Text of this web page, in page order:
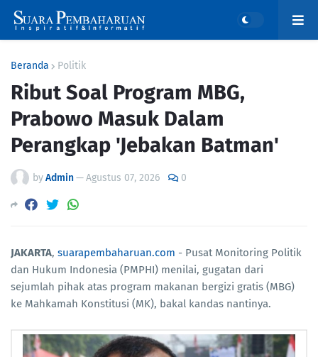
Beranda Politik
Ribut Soal Program MBG,
Prabowo Masuk Dalam
Perangkap 'Jebakan Batman'
byAdmin—Agustus 07, 2026 0
JAKARTA, suarapembaharuan.com - Pusat Monitoring Politik
dan Hukum Indonesia (PMPHI) menilai, gugatan dari
sejumlah pihak atas program makanan bergizi gratis (MBG)
ke Mahkamah Konstitusi (MK), bakal kandas nantinya.